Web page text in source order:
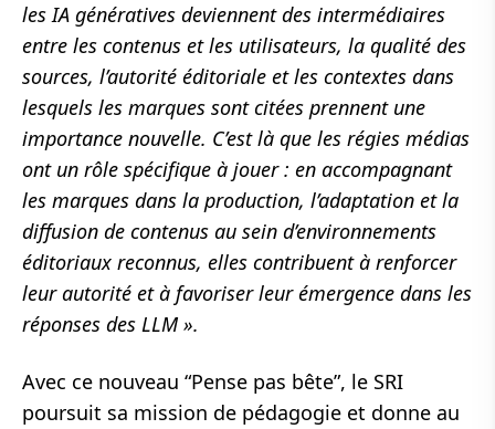
les IA génératives deviennent des intermédiaires
entre les contenus et les utilisateurs, la qualité des
sources, l’autorité éditoriale et les contextes dans
lesquels les marques sont citées prennent une
importance nouvelle. C’est là que les régies médias
ont un rôle spécifique à jouer : en accompagnant
les marques dans la production, l’adaptation et la
diffusion de contenus au sein d’environnements
éditoriaux reconnus, elles contribuent à renforcer
leur autorité et à favoriser leur émergence dans les
réponses des LLM ».
Avec ce nouveau “Pense pas bête”, le SRI
poursuit sa mission de pédagogie et donne au